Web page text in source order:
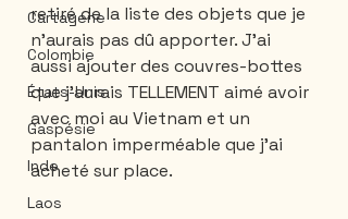
Cartagene
Colombie
États-Unis
Gaspésie
Inde
Laos
retiré de la liste des objets que je
n'aurais pas dû apporter. J'ai
aussi ajouter des couvres-bottes
que j'aurais TELLEMENT aimé avoir
avec moi au Vietnam et un
pantalon imperméable que j'ai
acheté sur place.